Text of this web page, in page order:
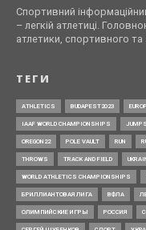
Спортивний
– легкій атлетиці.
атлетики, спортивного
ТЕГИ
ATHLETICS BUDAPEST2023
IAAF WORLD CHAMPIONSHIPS JUMPS
OREGON22 POLE VAULT RUN
THROWS TRACK AND FIELD
WORLD ATHLETICS CHAMPIONSHIPS
БРИЛЛИАНТОВАЯ ЛИГА ВФЛА
ОЛИМПИЙСКИЕ ИГРЫ РОССИЯ